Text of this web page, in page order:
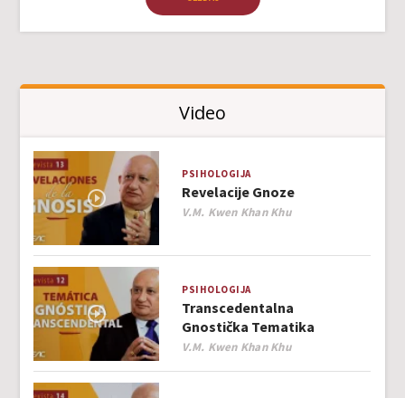
Video
PSIHOLOGIJA
Revelacije Gnoze
Author
V.M. Kwen Khan Khu
PSIHOLOGIJA
Transcedentalna
Gnostička Tematika
Author
V.M. Kwen Khan Khu